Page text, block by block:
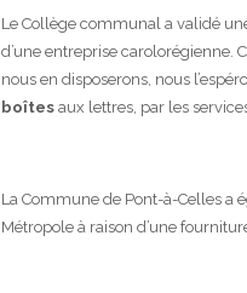
Le Collège communal a validé
d’une entreprise carolorégienne.
nous en disposerons, nous
boîtes aux lettres, par les
La Commune de Pont-à-Celles a
Métropole à raison d’une